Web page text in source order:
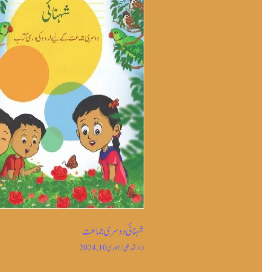
شہنائی دوسری جماعت
ازارشد علی/جنوری 10, 2024